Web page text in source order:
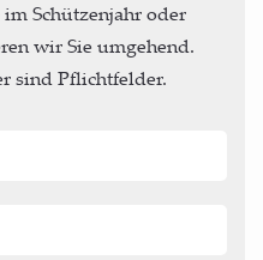
Schützenjahr oder
wir Sie umgehend.
sind Pflichtfelder.